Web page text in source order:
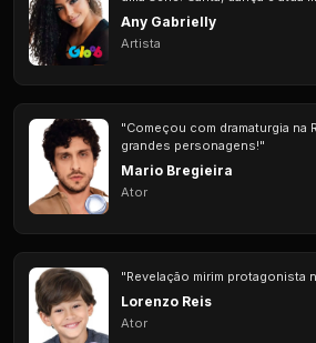
Any Gabrielly
Artista
"Começou com dramaturgia na
grandes personagens!"
Mario Bregieira
Ator
"Revelação mirim protagonista
Lorenzo Reis
Ator